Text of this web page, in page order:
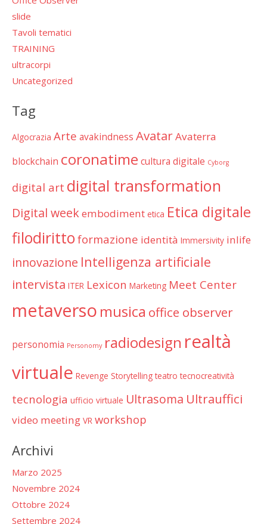
slide
Tavoli tematici
TRAINING
ultracorpi
Uncategorized
Tag
Algocrazia Arte avakindness AvatarAvaterra
blockchain coronatime cultura digitale Cyborg
digital art digital transformation
Digital weekembodiment etica Etica digitale
filodiritto formazione identità Immersivity inlife
innovazione Intelligenza artificiale
intervista ITER Lexicon Marketing Meet Center
metaverso musica office observer
personomia Personomy radiodesign realtà
virtuale Revenge Storytelling teatro tecnocreatività
tecnologia ufficio virtuale Ultrasoma Ultrauffici
video meeting VR workshop
Archivi
Marzo 2025
Novembre 2024
Ottobre 2024
Settembre 2024